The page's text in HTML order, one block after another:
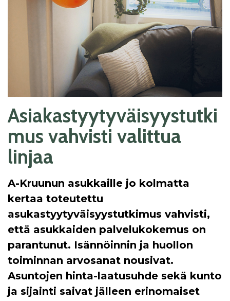
Asiakastyytyväisyystutki
mus vahvisti valittua
linjaa
A-Kruunun asukkaille jo kolmatta
kertaa toteutettu
asukastyytyväisyystutkimus vahvisti,
että asukkaiden palvelukokemus on
parantunut. Isännöinnin ja huollon
toiminnan arvosanat nousivat.
Asuntojen hinta-laatusuhde sekä kunto
ja sijainti saivat jälleen erinomaiset